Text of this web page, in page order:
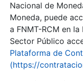
Nacional de
Moneda, puede
a FNMT-RCM en
Sector Público
Plataforma de
(https://